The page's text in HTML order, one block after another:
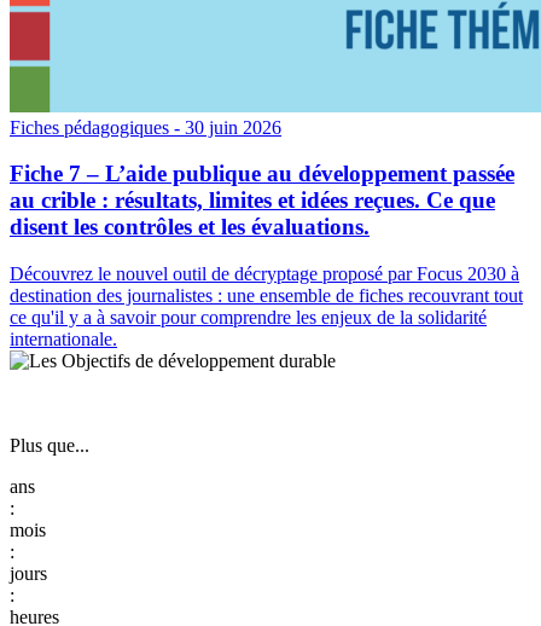
Fiches pédagogiques - 30 juin 2026
Fiche 7 – L’aide publique au développement passée
au crible : résultats, limites et idées reçues. Ce que
disent les contrôles et les évaluations.
Découvrez le nouvel outil de décryptage proposé par Focus 2030 à
destination des journalistes : une ensemble de fiches recouvrant tout
ce qu'il y a à savoir pour comprendre les enjeux de la solidarité
internationale.
Plus que...
:
:
: